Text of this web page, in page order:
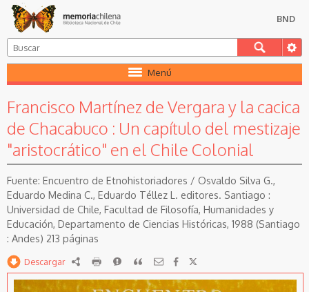
BND
Menú
Francisco Martínez de Vergara y la cacica
de Chacabuco : Un capítulo del mestizaje
"aristocrático" en el Chile Colonial
Encuentro de Etnohistoriadores / Osvaldo Silva G.,
Eduardo Medina C., Eduardo Téllez L. editores. Santiago :
Universidad de Chile, Facultad de Filosofía, Humanidades y
Educación, Departamento de Ciencias Históricas, 1988 (Santiago
: Andes) 213 páginas
Descargar RDF imprimirReportarCitar